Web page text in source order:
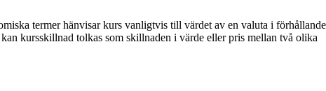
termer hänvisar kurs vanligtvis till värdet av en valuta i förhållande
kursskillnad tolkas som skillnaden i värde eller pris mellan två olika